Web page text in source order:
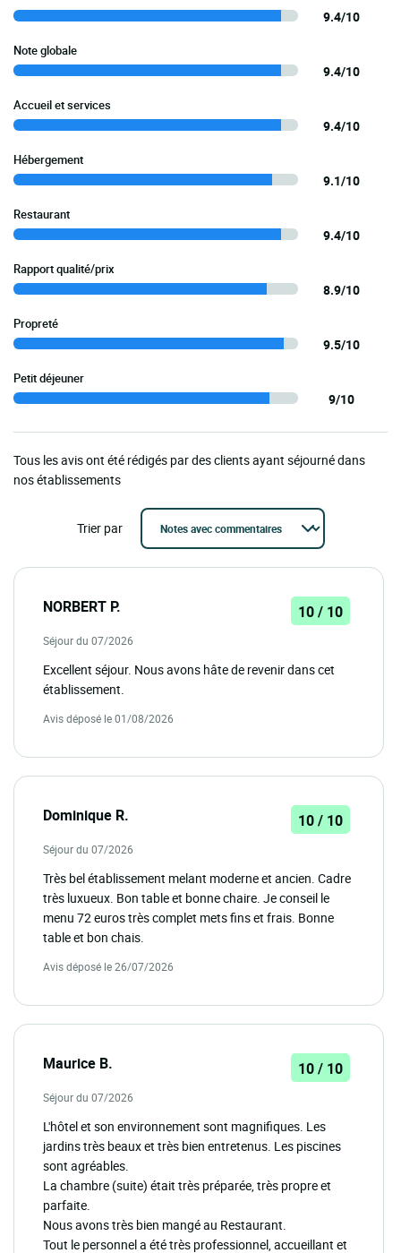
9.4/10
Note globale
9.4/10
Accueil et services
9.4/10
Hébergement
9.1/10
Restaurant
9.4/10
Rapport qualité/prix
8.9/10
Propreté
9.5/10
Petit déjeuner
9/10
Tous les avis ont été rédigés par des clients ayant séjourné dans
nos établissements
Trier par
NORBERT P. 10 / 10
Séjour du 07/2026
Excellent séjour. Nous avons hâte de revenir dans cet
établissement.
Avis déposé le 01/08/2026
Dominique R. 10 / 10
Séjour du 07/2026
Très bel établissement melant moderne et ancien. Cadre
très luxueux. Bon table et bonne chaire. Je conseil le
menu 72 euros très complet mets fins et frais. Bonne
table et bon chais.
Avis déposé le 26/07/2026
Maurice B. 10 / 10
Séjour du 07/2026
L'hôtel et son environnement sont magnifiques. Les
jardins très beaux et très bien entretenus. Les piscines
sont agréables.
La chambre (suite) était très préparée, très propre et
parfaite.
Nous avons très bien mangé au Restaurant.
Tout le personnel a été très professionnel, accueillant et